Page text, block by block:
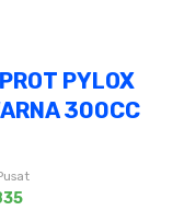
PYLOX
300CC